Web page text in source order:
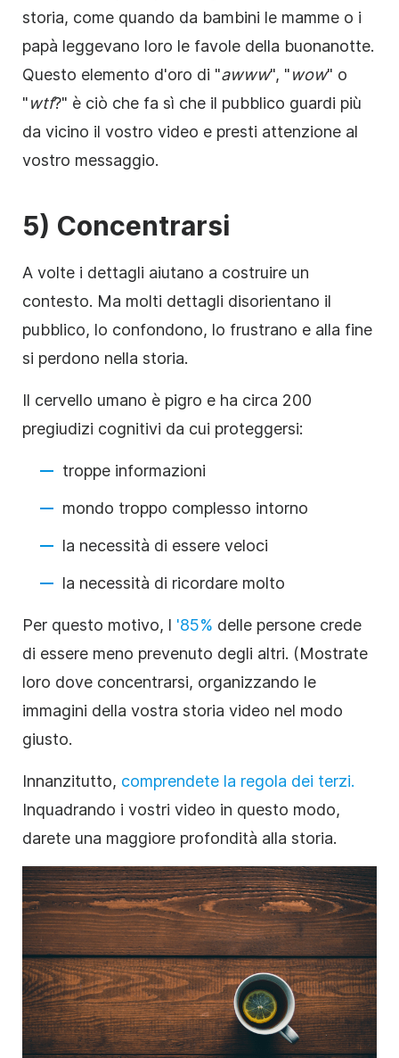
storia, come quando da bambini le mamme o i
papà leggevano loro le favole della buonanotte.
Questo elemento d'oro di "awww", "wow" o
"wtf?" è ciò che fa sì che il pubblico guardi più
da vicino il vostro video e presti attenzione al
vostro messaggio.
5) Concentrarsi
A volte i dettagli aiutano a costruire un
contesto. Ma molti dettagli disorientano il
pubblico, lo confondono, lo frustrano e alla fine
si perdono nella storia.
Il cervello umano è pigro e ha circa 200
pregiudizi cognitivi da cui proteggersi:
troppe informazioni
mondo troppo complesso intorno
la necessità di essere veloci
la necessità di ricordare molto
Per questo motivo, l '85% delle persone crede
di essere meno prevenuto degli altri. (Mostrate
loro dove concentrarsi, organizzando le
immagini della vostra storia video nel modo
giusto.
Innanzitutto, comprendete la regola dei terzi.
Inquadrando i vostri video in questo modo,
darete una maggiore profondità alla storia.